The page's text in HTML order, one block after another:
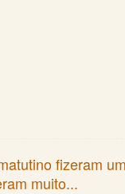
fizeram
muito...